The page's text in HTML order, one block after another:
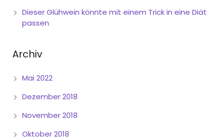
Dieser Glühwein könnte mit einem Trick in eine Diät
passen
Archiv
Mai 2022
Dezember 2018
November 2018
Oktober 2018